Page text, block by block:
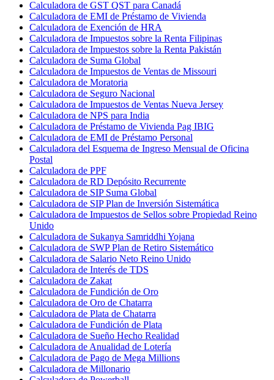
Calculadora de GST QST para Canadá
Calculadora de EMI de Préstamo de Vivienda
Calculadora de Exención de HRA
Calculadora de Impuestos sobre la Renta Filipinas
Calculadora de Impuestos sobre la Renta Pakistán
Calculadora de Suma Global
Calculadora de Impuestos de Ventas de Missouri
Calculadora de Moratoria
Calculadora de Seguro Nacional
Calculadora de Impuestos de Ventas Nueva Jersey
Calculadora de NPS para India
Calculadora de Préstamo de Vivienda Pag IBIG
Calculadora de EMI de Préstamo Personal
Calculadora del Esquema de Ingreso Mensual de Oficina
Postal
Calculadora de PPF
Calculadora de RD Depósito Recurrente
Calculadora de SIP Suma Global
Calculadora de SIP Plan de Inversión Sistemática
Calculadora de Impuestos de Sellos sobre Propiedad Reino
Unido
Calculadora de Sukanya Samriddhi Yojana
Calculadora de SWP Plan de Retiro Sistemático
Calculadora de Salario Neto Reino Unido
Calculadora de Interés de TDS
Calculadora de Zakat
Calculadora de Fundición de Oro
Calculadora de Oro de Chatarra
Calculadora de Plata de Chatarra
Calculadora de Fundición de Plata
Calculadora de Sueño Hecho Realidad
Calculadora de Anualidad de Lotería
Calculadora de Pago de Mega Millions
Calculadora de Millonario